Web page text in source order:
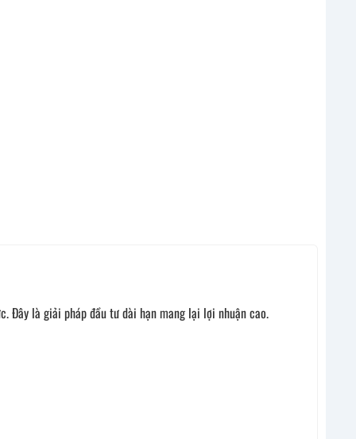
Đây là giải pháp đầu tư dài hạn mang lại lợi nhuận cao.